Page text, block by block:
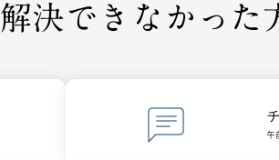
解決できなかった
午